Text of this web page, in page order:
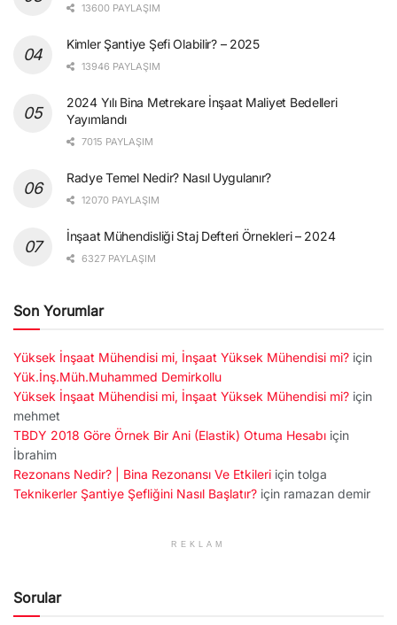
13600 PAYLAŞIM
Kimler Şantiye Şefi Olabilir? – 2025
13946 PAYLAŞIM
2024 Yılı Bina Metrekare İnşaat Maliyet Bedelleri
Yayımlandı
7015 PAYLAŞIM
Radye Temel Nedir? Nasıl Uygulanır?
12070 PAYLAŞIM
İnşaat Mühendisliği Staj Defteri Örnekleri – 2024
6327 PAYLAŞIM
Son Yorumlar
Yüksek İnşaat Mühendisi mi, İnşaat Yüksek Mühendisi mi? için
Yük.İnş.Müh.Muhammed Demirkollu
Yüksek İnşaat Mühendisi mi, İnşaat Yüksek Mühendisi mi? için
mehmet
TBDY 2018 Göre Örnek Bir Ani (Elastik) Otuma Hesabı için
İbrahim
Rezonans Nedir? | Bina Rezonansı Ve Etkileri için tolga
Teknikerler Şantiye Şefliğini Nasıl Başlatır? için ramazan demir
REKLAM
Sorular